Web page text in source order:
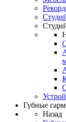
Губные
Назад